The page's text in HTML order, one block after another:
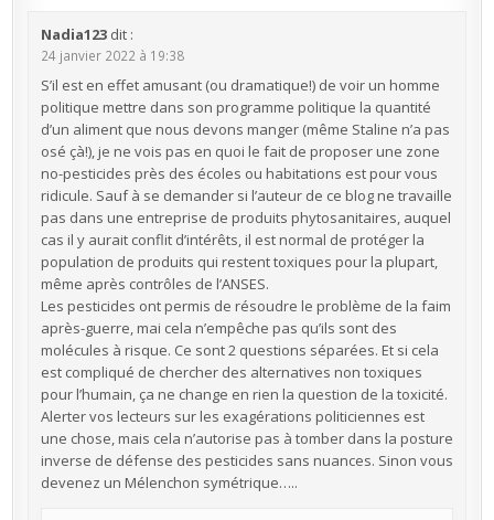
Nadia123 dit :
24 janvier 2022 à 19:38
S’il est en effet amusant (ou dramatique!) de voir un homme
politique mettre dans son programme politique la quantité
d’un aliment que nous devons manger (même Staline n’a pas
osé çà!), je ne vois pas en quoi le fait de proposer une zone
no-pesticides près des écoles ou habitations est pour vous
ridicule. Sauf à se demander si l’auteur de ce blog ne travaille
pas dans une entreprise de produits phytosanitaires, auquel
cas il y aurait conflit d’intérêts, il est normal de protéger la
population de produits qui restent toxiques pour la plupart,
même après contrôles de l’ANSES.
Les pesticides ont permis de résoudre le problème de la faim
après-guerre, mai cela n’empêche pas qu’ils sont des
molécules à risque. Ce sont 2 questions séparées. Et si cela
est compliqué de chercher des alternatives non toxiques
pour l’humain, ça ne change en rien la question de la toxicité.
Alerter vos lecteurs sur les exagérations politiciennes est
une chose, mais cela n’autorise pas à tomber dans la posture
inverse de défense des pesticides sans nuances. Sinon vous
devenez un Mélenchon symétrique…..